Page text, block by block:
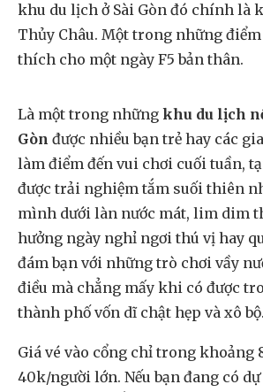
khu du lịch ở Sài Gòn đó chính là
Thủy Châu. Một trong những điểm
thích cho một ngày F5 bản thân.
Là một trong những khu du lịch
Gòn được nhiều bạn trẻ hay các
làm điểm đến vui chơi cuối tuần,
được trải nghiệm tắm suối thiên
mình dưới làn nước mát, lim dim
hưởng ngày nghỉ ngơi thú vị hay
đám bạn với những trò chơi vầy
điều mà chẳng mấy khi có được
thành phố vốn dĩ chật hẹp và xô bộ.
Giá vé vào cổng chỉ trong khoảng
40k/người lớn. Nếu bạn đang có